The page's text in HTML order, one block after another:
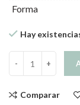
Forma
Hay
Comparar